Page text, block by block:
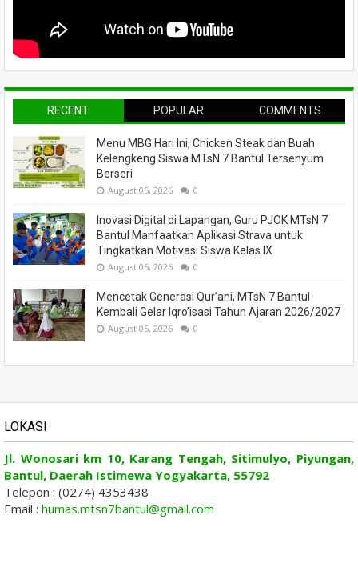
RECENT POPULAR COMMENTS
Menu MBG Hari Ini, Chicken Steak dan Buah
Kelengkeng Siswa MTsN 7 Bantul Tersenyum
Berseri
August 05, 2026 0
Inovasi Digital di Lapangan, Guru PJOK MTsN 7
Bantul Manfaatkan Aplikasi Strava untuk
Tingkatkan Motivasi Siswa Kelas IX
August 05, 2026 0
Mencetak Generasi Qur’ani, MTsN 7 Bantul
Kembali Gelar Iqro’isasi Tahun Ajaran 2026/2027
August 05, 2026 0
LOKASI
Jl. Wonosari km 10, Karang Tengah, Sitimulyo, Piyungan,
Bantul, Daerah Istimewa Yogyakarta, 55792
Telepon : (0274) 4353438
Email : humas.mtsn7bantul@gmail.com